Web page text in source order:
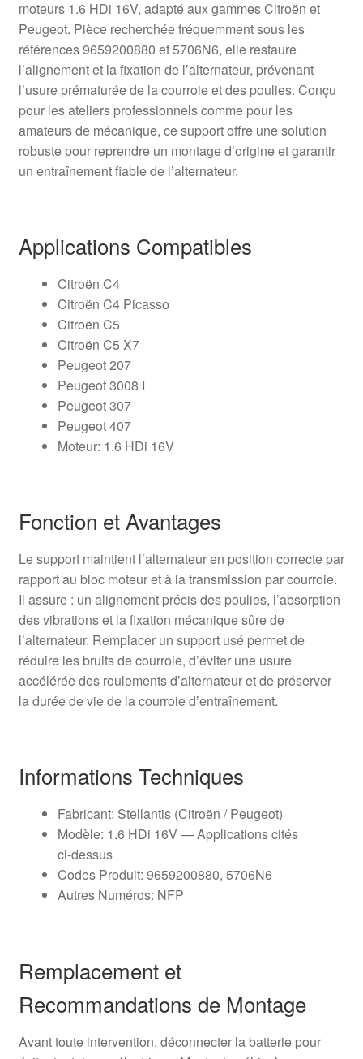
moteurs 1.6 HDi 16V, adapté aux gammes Citroën et
Peugeot. Pièce recherchée fréquemment sous les
références 9659200880 et 5706N6, elle restaure
l’alignement et la fixation de l’alternateur, prévenant
l’usure prématurée de la courroie et des poulies. Conçu
pour les ateliers professionnels comme pour les
amateurs de mécanique, ce support offre une solution
robuste pour reprendre un montage d’origine et garantir
un entraînement fiable de l’alternateur.
Applications Compatibles
Citroën C4
Citroën C4 Picasso
Citroën C5
Citroën C5 X7
Peugeot 207
Peugeot 3008 I
Peugeot 307
Peugeot 407
Moteur: 1.6 HDi 16V
Fonction et Avantages
Le support maintient l’alternateur en position correcte par
rapport au bloc moteur et à la transmission par courroie.
Il assure : un alignement précis des poulies, l’absorption
des vibrations et la fixation mécanique sûre de
l’alternateur. Remplacer un support usé permet de
réduire les bruits de courroie, d’éviter une usure
accélérée des roulements d’alternateur et de préserver
la durée de vie de la courroie d’entraînement.
Informations Techniques
Fabricant: Stellantis (Citroën / Peugeot)
Modèle: 1.6 HDi 16V — Applications cités
ci‑dessus
Codes Produit: 9659200880, 5706N6
Autres Numéros: NFP
Remplacement et
Recommandations de Montage
Avant toute intervention, déconnecter la batterie pour